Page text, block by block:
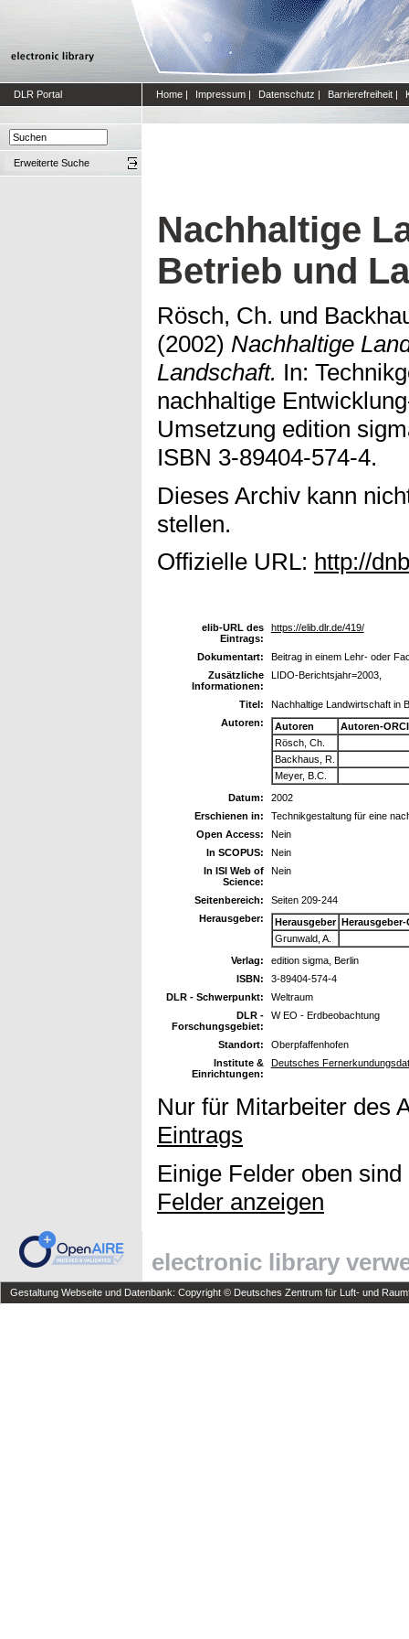
DLR Portal Home | Impressum | Datenschutz | Barrierefreiheit |
Erweiterte Suche
Nachhaltige
Betrieb und
Rösch, Ch. und
(2002) Nachhaltige
Landschaft. In:
nachhaltige
Umsetzung edition
ISBN 3-89404-574-4.
Dieses Archiv kann
stellen.
Offizielle URL: http://
elib-URL des
Eintrags:
https://elib.dlr.de/419/
Dokumentart:
Beitrag in einem Lehr- oder
Zusätzliche
Informationen:
LIDO-Berichtsjahr=2003,
Titel:
Nachhaltige Landwirtschaft in
Autoren:
Autoren
Autoren-
Rösch, Ch.
Backhaus, R.
Meyer, B.C.
Datum:
2002
Erschienen in:
Technikgestaltung für eine
Open Access:
Nein
In SCOPUS:
Nein
In ISI Web of
Science:
Nein
Seitenbereich:
Seiten 209-244
Herausgeber:
Herausgeber Herausgeber-
Grunwald, A.
Verlag:
edition sigma, Berlin
ISBN:
3-89404-574-4
DLR - Schwerpunkt:
Weltraum
DLR -
Forschungsgebiet:
W EO - Erdbeobachtung
Standort:
Oberpfaffenhofen
Institute &
Einrichtungen:
Deutsches
Nur für Mitarbeiter des
Eintrags
Einige Felder oben
Felder anzeigen
electronic library
Gestaltung Webseite und Datenbank: Copyright © Deutsches Zentrum für Luft- und